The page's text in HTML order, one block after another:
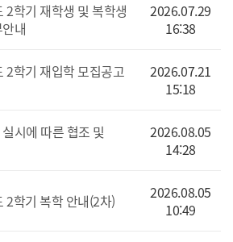
2학기 재학생 및 복학생
내
2026.07.29
16:38
2학기 재입학 모집공고
2026.07.21
15:18
시에 따른 협조 및
2026.08.05
14:28
2학기 복학 안내(2차)
2026.08.05
10:49